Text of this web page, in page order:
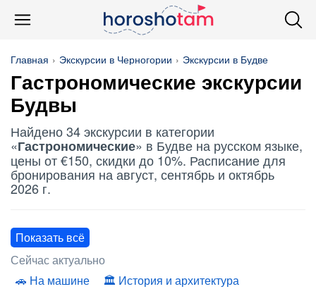
Главная Экскурсии в Черногории Экскурсии в Будве
Гастрономические экскурсии
Будвы
Найдено 34 экскурсии в категории
«Гастрономические» в Будве на русском языке,
цены от €150, скидки до 10%. Расписание для
бронирования на август, сентябрь и октябрь
2026 г.
Показать всё
Сейчас актуально
На машине
История и архитектура